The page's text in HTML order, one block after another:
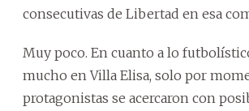
consecutivas de Libertad en esa
Muy poco. En cuanto a lo
mucho en Villa Elisa, solo por
protagonistas se acercaron con